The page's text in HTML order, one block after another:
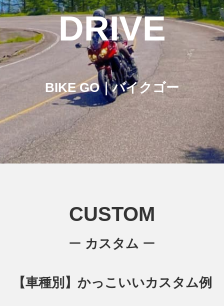
DRIVE
BIKE GO｜バイクゴー
CUSTOM
ー カスタム ー
【車種別】かっこいいカスタム例